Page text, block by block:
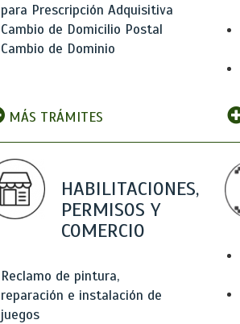
para Prescripción Adquisitiva
Cambio de Domicilio Postal
Cambio de Dominio
MÁS TRÁMITES
HABILITACIONES,
PERMISOS Y
COMERCIO
Reclamo de pintura,
reparación e instalación de
juegos